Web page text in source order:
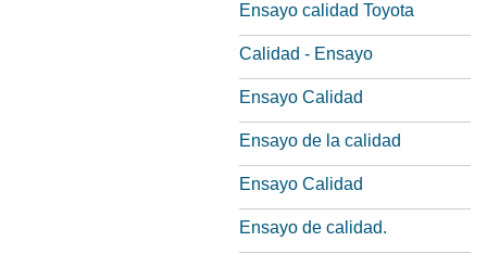
Ensayo calidad Toyota
Calidad - Ensayo
Ensayo Calidad
Ensayo de la calidad
Ensayo Calidad
Ensayo de calidad.